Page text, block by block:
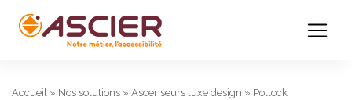
Accueil » Nos solutions » Ascenseurs luxe design » Pollock